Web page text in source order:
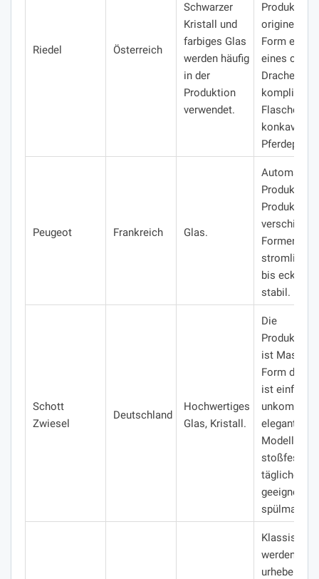
Riedel Österreich
Schwarzer
Kristall und
farbiges Glas
werden häufig
in der
Produktion
verwendet.
Produkte
originelle
Form einer
eines
Drachen,
Flaschen,
konkaven
Pferdeprofil
Peugeot Frankreich Glas.
Produktion.
Produkte
Formen
bis eckig),
stabil.
Schott
Zwiesel
Deutschland
Hochwertiges
Glas, Kristall.
Die
ist
Form des
ist einfach,
elegant.
Modelle
stoßfest,
täglichen
geeignet
Klassische
werden mit